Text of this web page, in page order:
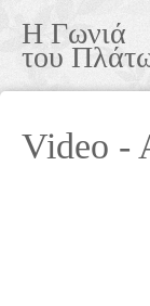
Η Γωνιά
του
Video -